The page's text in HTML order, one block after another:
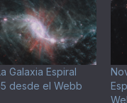
Galaxia Espiral
desde el Webb